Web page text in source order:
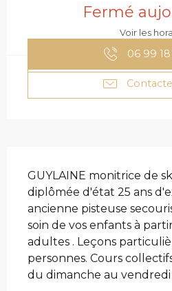
Fermé
Voir les
06 99
GUYLAINE monitrice de
diplômée d'état 25 ans
ancienne pisteuse
soin de vos enfants à
adultes . Leçons
personnes. Cours
du dimanche au vendredi